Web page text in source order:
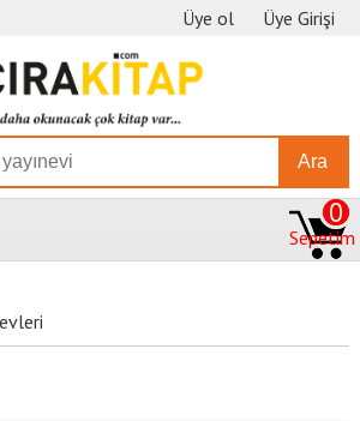
Üye ol Üye Girişi
Ara
Sepetim
0